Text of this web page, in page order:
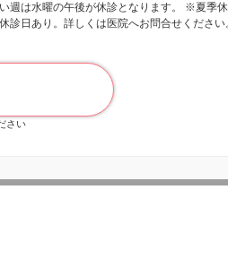
週は水曜の午後が休診となります。 ※夏季
診日あり。詳しくは医院へお問合せください
さい